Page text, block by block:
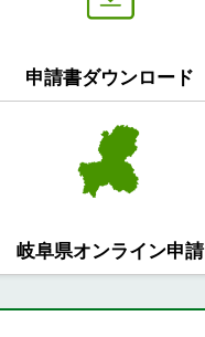
申請書ダウンロード
岐阜県オンライン申請